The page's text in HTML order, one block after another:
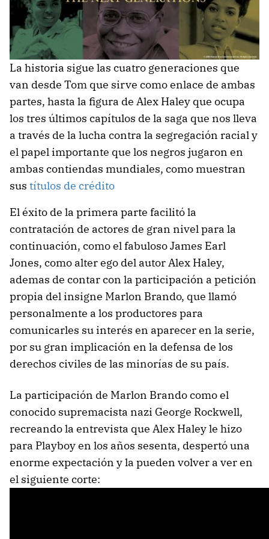
La historia sigue las cuatro generaciones que
van desde Tom que sirve como enlace de ambas
partes, hasta la figura de Alex Haley que ocupa
los tres últimos capítulos de la saga que nos lleva
a través de la lucha contra la segregación racial y
el papel importante que los negros jugaron en
ambas contiendas mundiales, como muestran
sus títulos de crédito
El éxito de la primera parte facilitó la
contratación de actores de gran nivel para la
continuación, como el fabuloso James Earl
Jones, como alter ego del autor Alex Haley,
ademas de contar con la participación a petición
propia del insigne Marlon Brando, que llamó
personalmente a los productores para
comunicarles su interés en aparecer en la serie,
por su gran implicación en la defensa de los
derechos civiles de las minorías de su país.
La participación de Marlon Brando como el
conocido supremacista nazi George Rockwell,
recreando la entrevista que Alex Haley le hizo
para Playboy en los años sesenta, despertó una
enorme expectación y la pueden volver a ver en
el siguiente corte: